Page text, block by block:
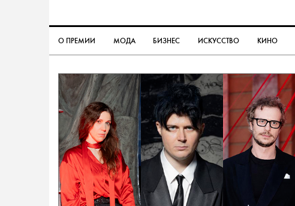
О ПРЕМИИ МОДА БИЗНЕС ИСКУССТВО КИНО